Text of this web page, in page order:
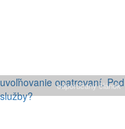
odporúčaný článok